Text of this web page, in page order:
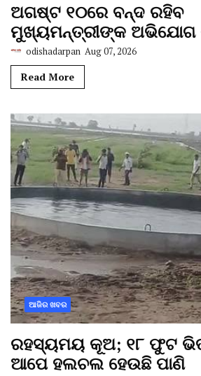
ଅଗଷ୍ଟ ୧୦ରେ ବନ୍ଦ ରହିବ
ମୁଖ୍ୟମନ୍ତ୍ରୀଙ୍କ ଅଭିଯୋଗ
odishadarpan Aug 07, 2026
Read More
ଆଜିର ଖବର
ରହସ୍ୟମୟ କୂଅ; ୧୮ ଫୁଟ
ଆପେ ହଲଚଲ ହେଉଛି ପାଣି